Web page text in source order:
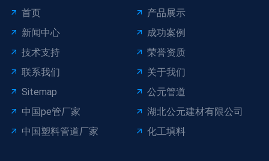
首页
产品展示
新闻中心
成功案例
技术支持
荣誉资质
联系我们
关于我们
Sitemap
公元管道
中国pe管厂家
湖北公元建材有限公司
中国塑料管道厂家
化工填料